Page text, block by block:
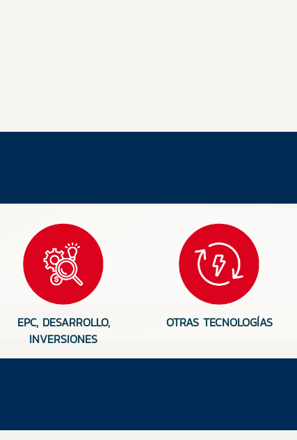
EPC, DESARROLLO,
INVERSIONES
OTRAS TECNOLOGÍAS